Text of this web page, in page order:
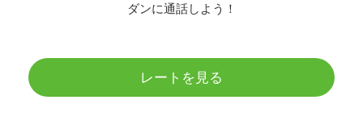
ダンに通話しよう！
レートを見る